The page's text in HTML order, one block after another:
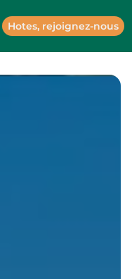
Hotes, rejoignez-nous